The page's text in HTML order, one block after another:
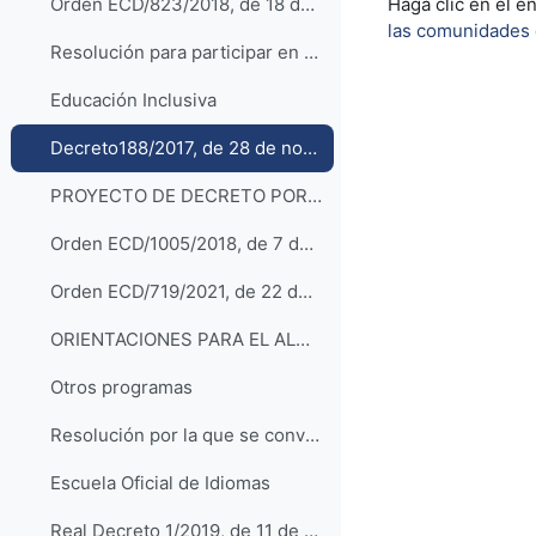
Orden ECD/823/2018, de 18 de mayo, por la que se regula el Modelo BRIT- Aragón para el desarrollo de la Competencia Lingüística de y en Lenguas Extranjeras
Resolución para participar en el programa educativo Proyecto de Ampliación de Lenguas Extranjeras en el curso 2021-2022
Educación Inclusiva
Decreto188/2017, de 28 de noviembre, por el que se regula la respuesta educativa inclusiva y la convivencia en las comunidades educativas de Aragón
PROYECTO DE DECRETO POR EL QUE SE MODIFICA EL DECRETO 188/2017, DE 28 DE NOVIEMBRE
Orden ECD/1005/2018, de 7 de junio, por la que se regulan las actuaciones de intervención educativa inclusiva
Orden ECD/719/2021, de 22 de junio, por la que se dictan las instrucciones para el inicio y desarrollo del curso 2021-2022 en Aragón
ORIENTACIONES PARA EL ALUMNADO CON NECESIDADES EDUCATIVAS ESPECIALES, TDAH, DISLEXIA Y DISGRAFÍA AL QUE SE DIRIGEN LAS ADAPTACIONES DE ACCESO
Otros programas
Resolución por la que se convocan programas educativos en centros docentes sostenidos con fondos públicos de Aragón durante el curso 2022- 2023
Escuela Oficial de Idiomas
Real Decreto 1/2019, de 11 de enero, de evaluación aplicables a las pruebas de certificación oficial de los niveles B1, B2, C1, y C2 de las enseñanzas de idiomas de régimen especial
las